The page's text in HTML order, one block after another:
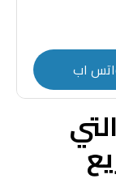
اب